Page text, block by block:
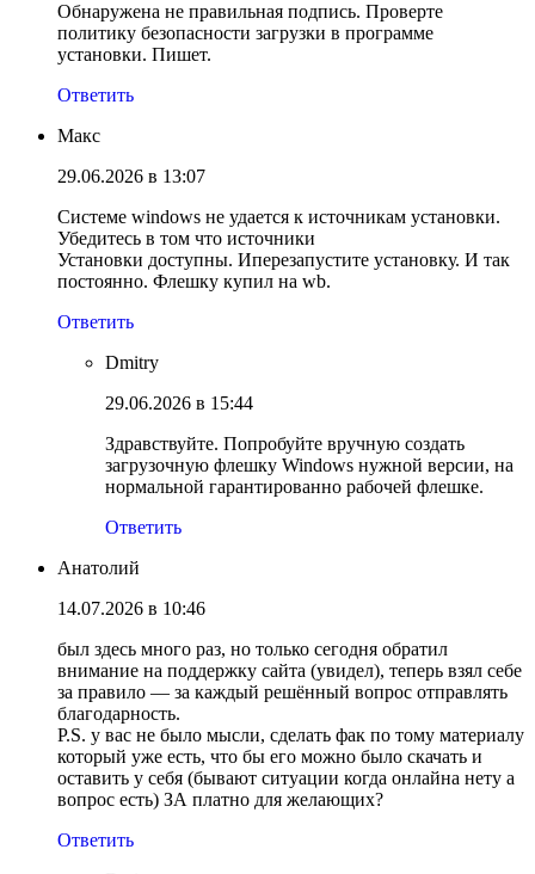
Обнаружена не правильная подпись. Проверте
политику безопасности загрузки в программе
установки. Пишет.
Ответить
Макс
29.06.2026 в 13:07
Системе windows не удается к источникам установки.
Убедитесь в том что источники
Установки доступны. Иперезапустите установку. И так
постоянно. Флешку купил на wb.
Ответить
Dmitry
29.06.2026 в 15:44
Здравствуйте. Попробуйте вручную создать
загрузочную флешку Windows нужной версии, на
нормальной гарантированно рабочей флешке.
Ответить
Анатолий
14.07.2026 в 10:46
был здесь много раз, но только сегодня обратил
внимание на поддержку сайта (увидел), теперь взял себе
за правило — за каждый решённый вопрос отправлять
благодарность.
P.S. у вас не было мысли, сделать фак по тому материалу
который уже есть, что бы его можно было скачать и
оставить у себя (бывают ситуации когда онлайна нету а
вопрос есть) ЗА платно для желающих?
Ответить